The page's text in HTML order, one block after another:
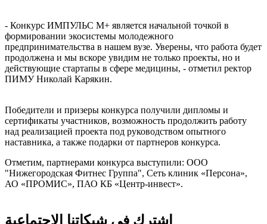
- Конкурс ИМПУЛЬС М+ является начальной точкой в
формировании экосистемы молодежного
предпринимательства в нашем вузе. Уверены, что работа будет
продолжена и мы вскоре увидим не только проекты, но и
действующие стартапы в сфере медицины, - отметил ректор
ПИМУ Николай Карякин.
Победители и призеры конкурса получили дипломы и
сертификаты участников, возможность продолжить работу
над реализацией проекта под руководством опытного
наставника, а также подарки от партнеров конкурса.
Отметим, партнерами конкурса выступили: ООО
"Нижегородская Фитнес Группа", Сеть клиник «Персона»,
АО «ПРОМИС», ПАО КБ «Центр-инвест».
اشترك في شبكاتنا الاجتماعية